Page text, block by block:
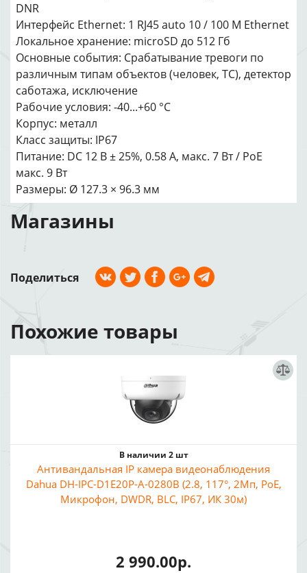
DNR
Интерфейс Ethernet: 1 RJ45 auto 10 / 100 М Ethernet
Локальное хранение: microSD до 512 Гб
Основные события: Срабатывание тревоги по
различным типам объектов (человек, ТС), детектор
саботажа, исключение
Рабочие условия: -40...+60 °C
Корпус: металл
Класс защиты: IP67
Питание: DC 12 В ± 25%, 0.58 А, макс. 7 Вт / PoE
макс. 9 Вт
Размеры: Ø 127.3 × 96.3 мм
Магазины
Поделиться
Похожие товары
В наличии 2 шт
Антивандальная IP камера видеонаблюдения
Dahua DH-IPC-D1E20P-A-0280B (2.8, 117°, 2Мп, PoE,
Микрофон, DWDR, BLC, IP67, ИК 30м)
2 990.00р.